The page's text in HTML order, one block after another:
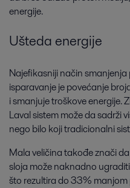
energije.
Ušteda energije
Najefikasniji način
isparavanje je povećanje
i smanjuje troškove energije.
Laval sistem može da sadrži
nego bilo koji tradicionalni
Mala veličina takođe znači
sloja može naknadno
što rezultira do 33%